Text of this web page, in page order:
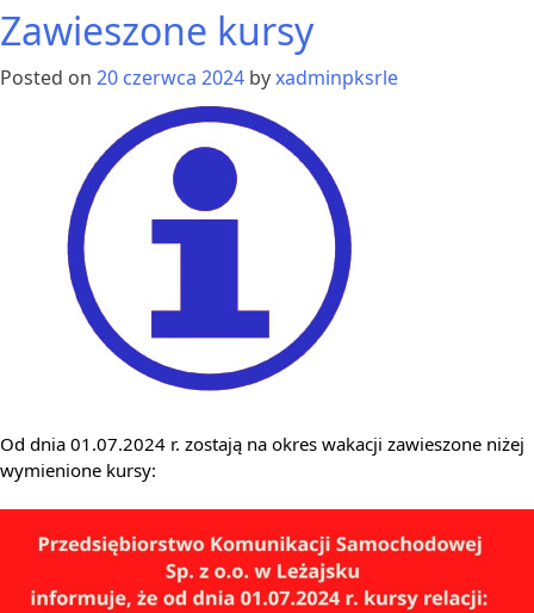
Zawieszone kursy
Posted on 20 czerwca 2024 byxadminpksrle
Od dnia 01.07.2024 r. zostają na okres wakacji zawieszone niżej
wymienione kursy: